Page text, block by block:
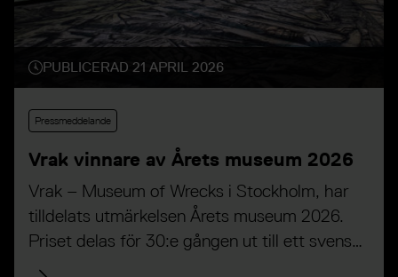
PUBLICERAD 21 APRIL 2026
Pressmeddelande
Vrak vinnare av Årets museum 2026
Vrak – Museum of Wrecks i Stockholm, har
tilldelats utmärkelsen Årets museum 2026.
Priset delas för 30:e gången ut till ett svenskt
museum som visat prov på nytänkande och